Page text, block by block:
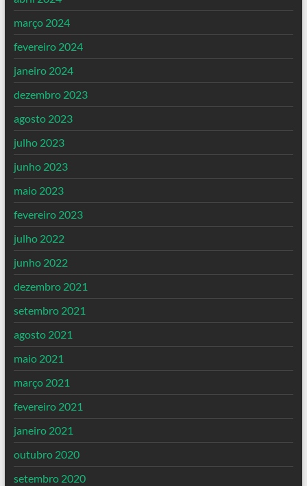
março 2024
fevereiro 2024
janeiro 2024
dezembro 2023
agosto 2023
julho 2023
junho 2023
maio 2023
fevereiro 2023
julho 2022
junho 2022
dezembro 2021
setembro 2021
agosto 2021
maio 2021
março 2021
fevereiro 2021
janeiro 2021
outubro 2020
setembro 2020